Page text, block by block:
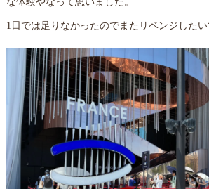
1日では足りなかったのでまたリベンジしたい